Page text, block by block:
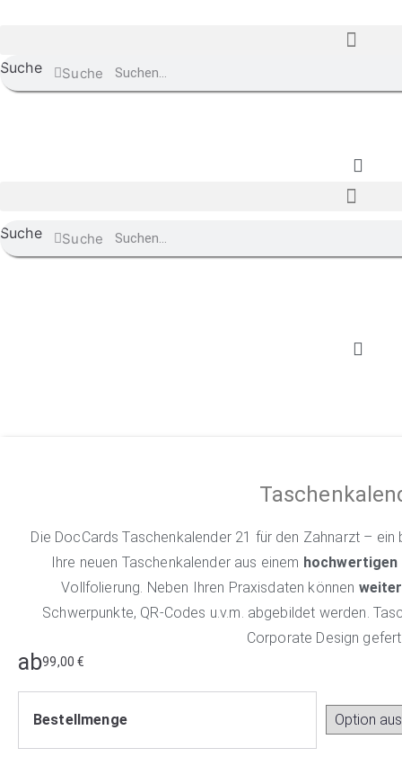
Suche Suche
Suche Suche
Die DocCards Taschenkalender 21 für den Zahnarzt –
Ihre neuen Taschenkalender aus einem
Vollfolierung. Neben Ihren Praxisdaten können
Schwerpunkte, QR-Codes u.v.m. abgebildet werden.
Corporate Design
ab99,00€
Bestellmenge